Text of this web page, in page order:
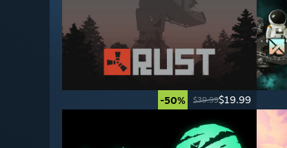
-50% $39.99$19.99